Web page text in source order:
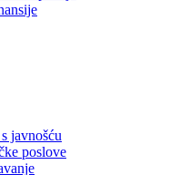
mlade, nauku,
pitanja